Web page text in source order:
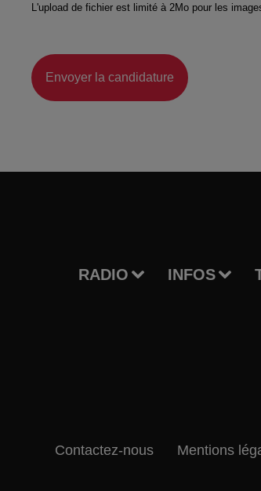
L'upload de fichier est limité à 2Mo pour les
Envoyer la candidature
RADIO INFOS
Contactez-nous Mentions